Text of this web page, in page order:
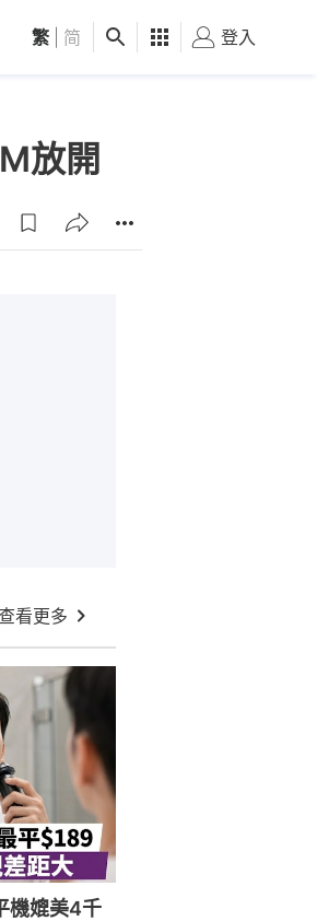
觀點 健康 好食玩飛
繁 简 登入
放開
查看更多
機媲美4千